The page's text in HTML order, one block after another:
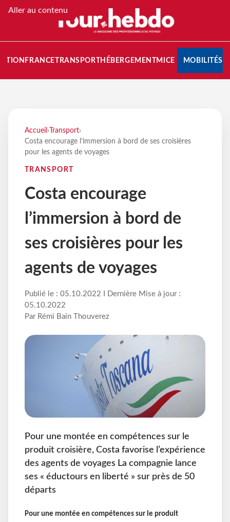
Aller au contenu
FRANCETRANSPORT HÉBERGEMENTMICE MOBILITÉS
Accueil › Transport›
Costa encourage l’immersion à bord de ses croisières
pour les agents de voyages
TRANSPORT
Costa encourage
l’immersion à bord de
ses croisières pour les
agents de voyages
Publié le : 05.10.2022 I Dernière Mise à jour :
05.10.2022
Par Rémi Bain Thouverez
Pour une montée en compétences sur le
produit croisière, Costa favorise l’expérience
des agents de voyages La compagnie lance
ses « éductours en liberté » sur près de 50
départs
Pour une montée en compétences sur le produit